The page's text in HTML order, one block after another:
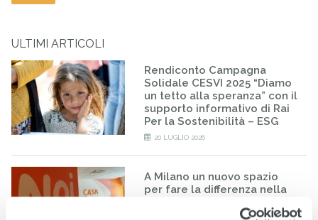
ULTIMI ARTICOLI
Rendiconto Campagna
Solidale CESVI 2025 “Diamo
un tetto alla speranza” con il
supporto informativo di Rai
Per la Sostenibilità – ESG
20 LUGLIO 2026
A Milano un nuovo spazio
per fare la differenza nella